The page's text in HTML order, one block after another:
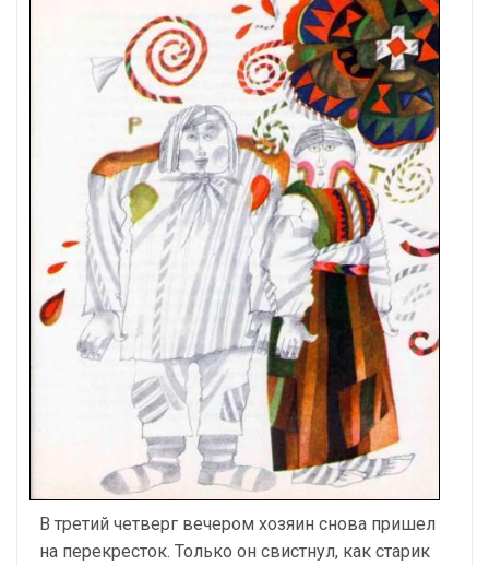
В третий четверг вечером хозяин снова пришел
на перекресток. Только он свистнул, как старик